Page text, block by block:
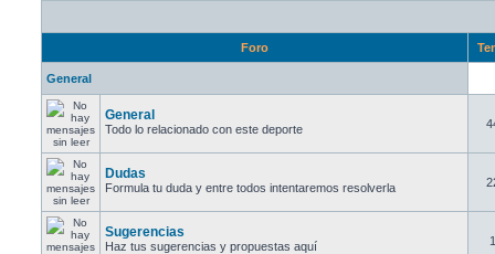
Foro
General
General
Todo lo relacionado con este deporte
Dudas
Formula tu duda y entre todos intentaremos resolverla
Sugerencias
Haz tus sugerencias y propuestas aquí